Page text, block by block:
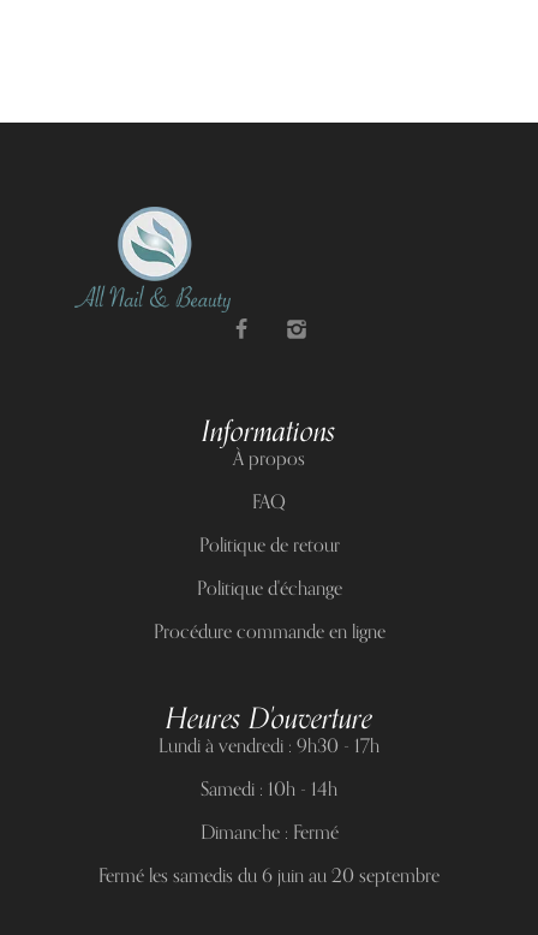
Informations
À propos
FAQ
Politique de retour
Politique d'échange
Procédure commande en ligne
Heures D'ouverture
Lundi à vendredi : 9h30 - 17h
Samedi : 10h - 14h
Dimanche : Fermé
Fermé les samedis du 6 juin au 20 septembre